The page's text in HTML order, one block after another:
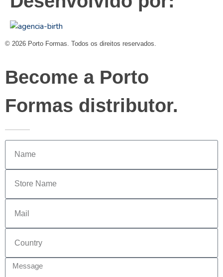
© 2026 Porto Formas. Todos os direitos reservados.
Become a Porto
Formas distributor.